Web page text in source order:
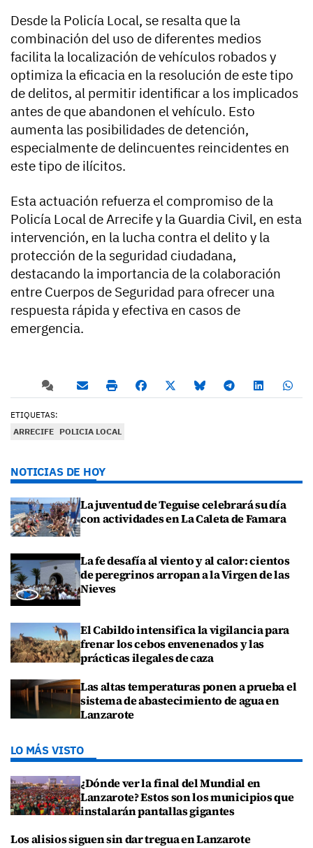
Desde la Policía Local, se resalta que la
combinación del uso de diferentes medios
facilita la localización de vehículos robados y
optimiza la eficacia en la resolución de este tipo
de delitos, al permitir identificar a los implicados
antes de que abandonen el vehículo. Esto
aumenta las posibilidades de detención,
especialmente de delincuentes reincidentes en
este tipo de ilícitos.
Esta actuación refuerza el compromiso de la
Policía Local de Arrecife y la Guardia Civil, en esta
intervención, en la lucha contra el delito y la
protección de la seguridad ciudadana,
destacando la importancia de la colaboración
entre Cuerpos de Seguridad para ofrecer una
respuesta rápida y efectiva en casos de
emergencia.
ETIQUETAS:
ARRECIFE POLICIA LOCAL
NOTICIAS DE HOY
La juventud de Teguise celebrará su día
con actividades en La Caleta de Famara
La fe desafía al viento y al calor: cientos
de peregrinos arropan a la Virgen de las
Nieves
El Cabildo intensifica la vigilancia para
frenar los cebos envenenados y las
prácticas ilegales de caza
Las altas temperaturas ponen a prueba el
sistema de abastecimiento de agua en
Lanzarote
LO MÁS VISTO
¿Dónde ver la final del Mundial en
Lanzarote? Estos son los municipios que
instalarán pantallas gigantes
Los alisios siguen sin dar tregua en Lanzarote